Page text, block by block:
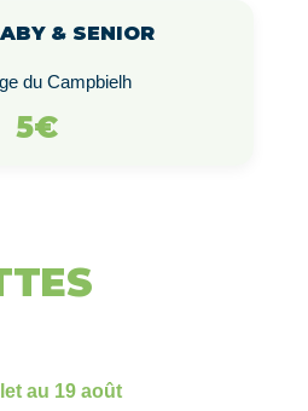
& SENIOR
du Campbielh
5€
au 19 août